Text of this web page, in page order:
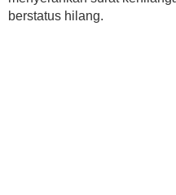
berstatus hilang.